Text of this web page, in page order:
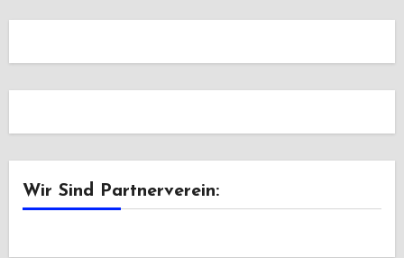
Wir Sind Partnerverein: